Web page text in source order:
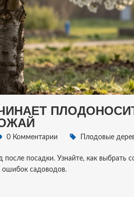
0 Комментарии Плодовые
посадки. Узнайте, как выбрать
ошибок садоводов.